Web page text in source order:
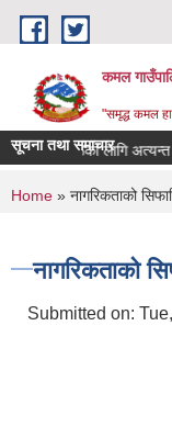
Skip to main content
कमल
"समृद्ध कमल
सूचना तथा समाचार
कृषकहरूका लागि अत्यन्त
You are
Home » नागरिकताको
नागरिकताको
Submitted on: